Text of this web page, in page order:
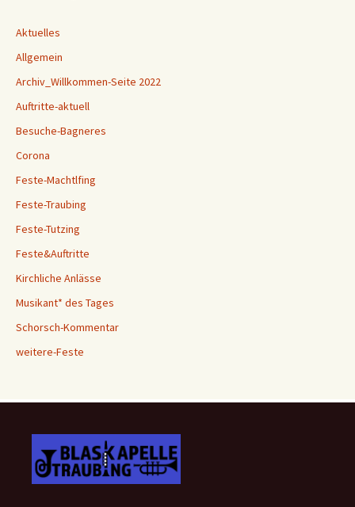
Aktuelles
Allgemein
Archiv_Willkommen-Seite 2022
Auftritte-aktuell
Besuche-Bagneres
Corona
Feste-Machtlfing
Feste-Traubing
Feste-Tutzing
Feste&Auftritte
Kirchliche Anlässe
Musikant* des Tages
Schorsch-Kommentar
weitere-Feste